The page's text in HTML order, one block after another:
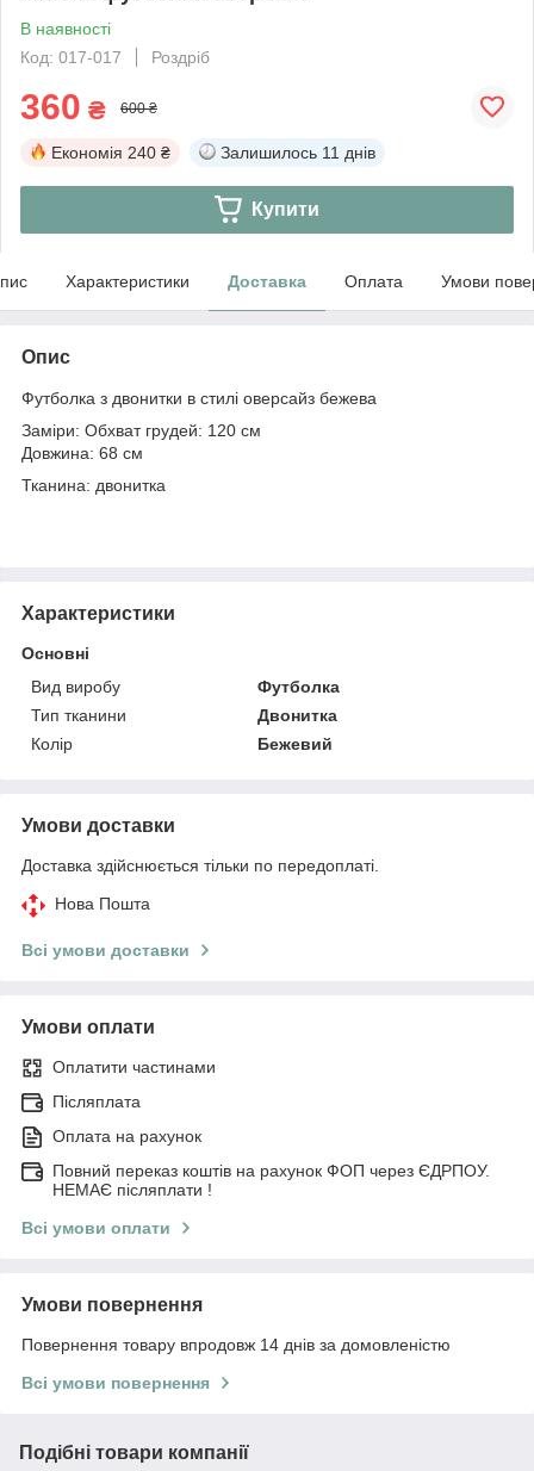
В наявності
Код: 017-017
Роздріб
360 ₴ 600 ₴
Економія 240 ₴ Залишилось 11 днів
Купити
Характеристики Доставка Оплата Умови
Опис
Футболка з двонитки в стилі оверсайз бежева
Заміри: Обхват грудей: 120 см
Довжина: 68 см
Тканина: двонитка
Характеристики
Основні
Вид виробу
Футболка
Тип тканини
Двонитка
Колір
Бежевий
Умови доставки
Доставка здійснюється тільки по передоплаті.
Нова Пошта
Всі умови доставки
Умови оплати
Оплатити частинами
Післяплата
Оплата на рахунок
Повний переказ коштів на рахунок ФОП через ЄДРПОУ.
НЕМАЄ післяплати !
Всі умови оплати
Умови повернення
Повернення товару впродовж 14 днів за домовленістю
Всі умови повернення
Подібні товари компанії